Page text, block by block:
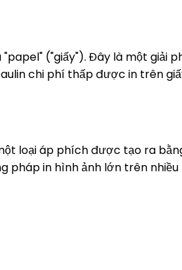
("giấy"). Đây là một giải
chi phí thấp được in trên
loại áp phích được tạo ra
pháp in hình ảnh lớn trên nhiều